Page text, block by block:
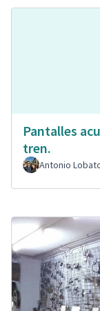
Pantalles
tren.
Antonio